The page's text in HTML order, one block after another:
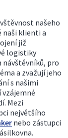
našeho
naši klienti a
již
logistiky
návštěvníků, pro
a zvažují jeho
s našimi
Mezi
největšího
nebo zástupci